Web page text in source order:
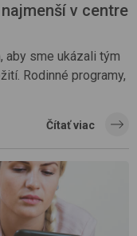
v centre
aby sme ukázali tým
Rodinné programy,
Čítať viac